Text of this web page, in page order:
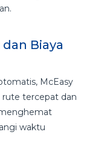
Biaya
McEasy
tercepat dan
waktu